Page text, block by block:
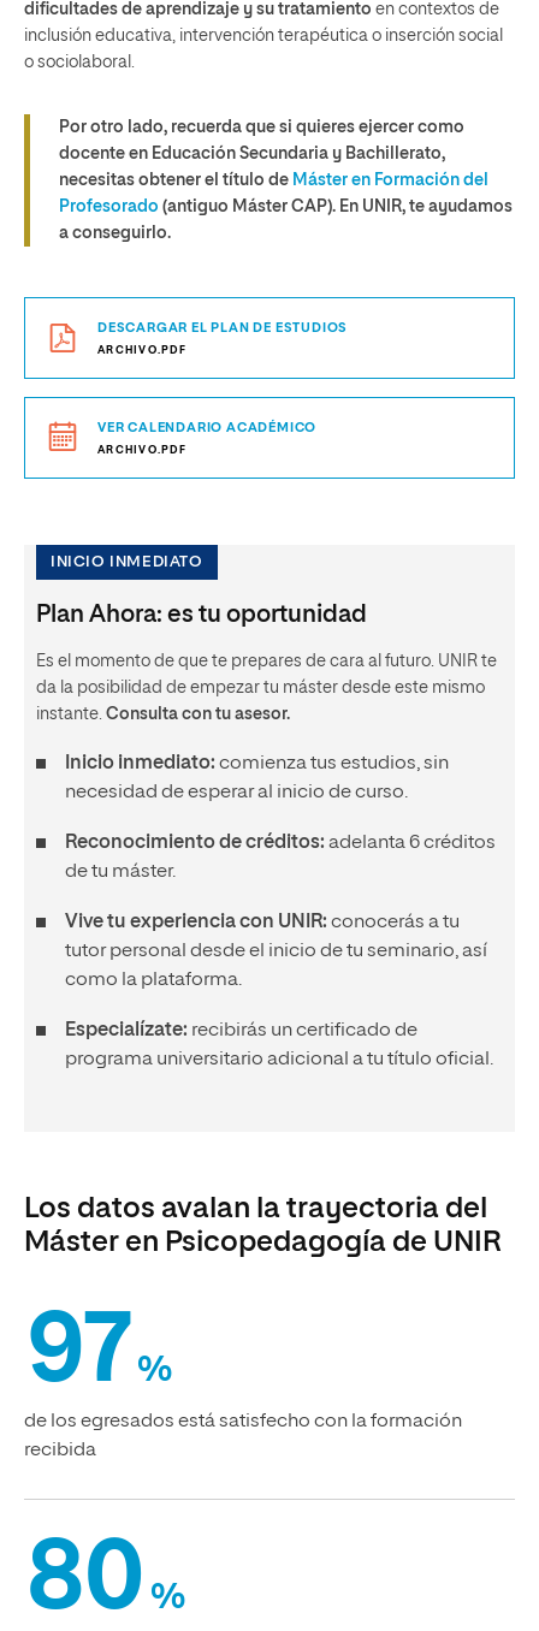
dificultades de aprendizaje y su tratamiento en contextos de
inclusión educativa, intervención terapéutica o inserción social
o sociolaboral.
Por otro lado, recuerda que si quieres ejercer como
docente en Educación Secundaria y Bachillerato,
necesitas obtener el título de Máster en Formación del
Profesorado (antiguo Máster CAP). En UNIR, te ayudamos
a conseguirlo.
DESCARGAR EL PLAN DE ESTUDIOS
ARCHIVO.PDF
VER CALENDARIO ACADÉMICO
ARCHIVO.PDF
INICIO INMEDIATO
Plan Ahora: es tu oportunidad
Es el momento de que te prepares de cara al futuro. UNIR te
da la posibilidad de empezar tu máster desde este mismo
instante. Consulta con tu asesor.
Inicio inmediato: comienza tus estudios, sin
necesidad de esperar al inicio de curso.
Reconocimiento de créditos: adelanta 6 créditos
de tu máster.
Vive tu experiencia con UNIR: conocerás a tu
tutor personal desde el inicio de tu seminario, así
como la plataforma.
Especialízate: recibirás un certificado de
programa universitario adicional a tu título oficial.
Los datos avalan la trayectoria del
Máster en Psicopedagogía de UNIR
97 %
de los egresados está satisfecho con la formación
recibida
80 %